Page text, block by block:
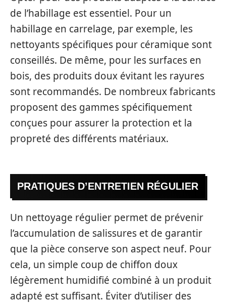
de l’habillage est essentiel. Pour un
habillage en carrelage, par exemple, les
nettoyants spécifiques pour céramique sont
conseillés. De même, pour les surfaces en
bois, des produits doux évitant les rayures
sont recommandés. De nombreux fabricants
proposent des gammes spécifiquement
conçues pour assurer la protection et la
propreté des différents matériaux.
PRATIQUES D’ENTRETIEN RÉGULIER
Un nettoyage régulier permet de prévenir
l’accumulation de salissures et de garantir
que la pièce conserve son aspect neuf. Pour
cela, un simple coup de chiffon doux
légèrement humidifié combiné à un produit
adapté est suffisant. Éviter d’utiliser des